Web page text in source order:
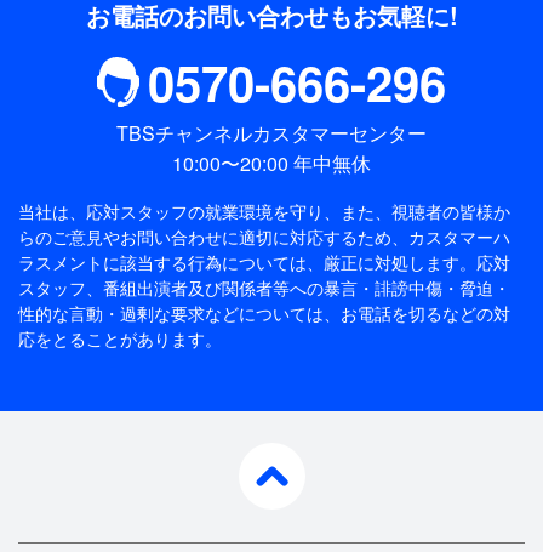
お電話のお問い合わせもお気軽に!
0570-666-296
TBSチャンネルカスタマーセンター
10:00〜20:00 年中無休
当社は、応対スタッフの就業環境を守り、また、視聴者の皆様か
らのご意見やお問い合わせに適切に対応するため、 カスタマーハ
ラスメントに該当する行為については、厳正に対処します。応対
スタッフ、番組出演者及び関係者等への暴言・誹謗中傷・脅迫・
性的な言動・過剰な要求などについては、お電話を切るなどの対
応をとることがあります。